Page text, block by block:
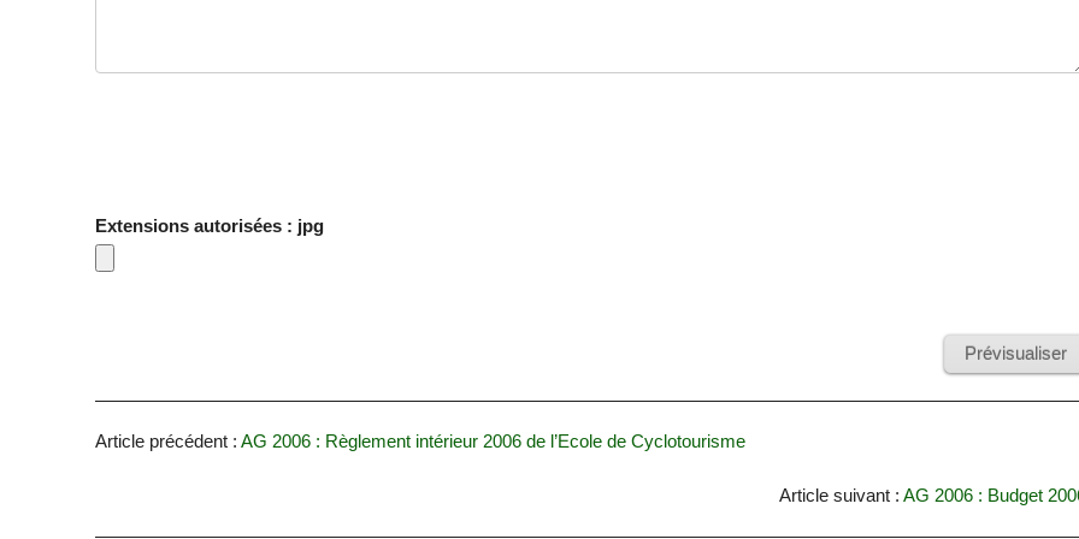
Extensions autorisées : jpg
Article précédent :AG 2006 : Règlement intérieur 2006 de l’Ecole de Cyclotourisme
Article suivant : AG 2006 : Budget